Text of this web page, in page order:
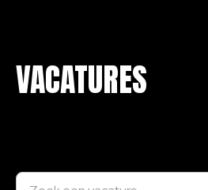
VACATURES
Title